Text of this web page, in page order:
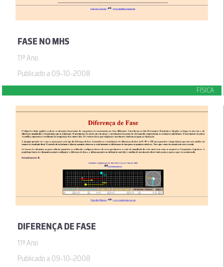
FASE NO MHS
11º Ano
Publicado a 09-10-2008
FÍSICA
DIFERENÇA DE FASE
11º Ano
Publicado a 09-10-2008